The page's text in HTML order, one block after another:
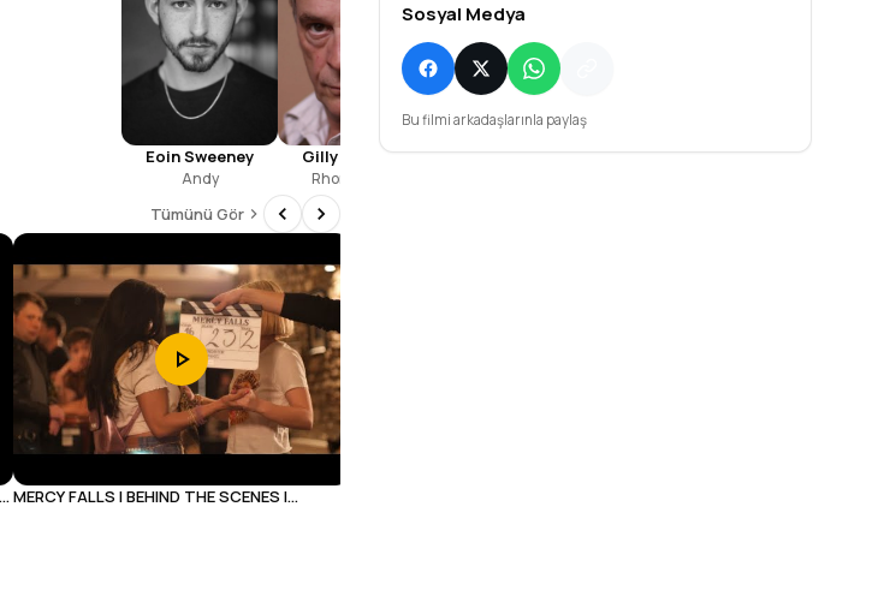
Sosyal Medya
Bu filmi arkadaşlarınla paylaş
Eoin Sweeney
Andy
Gilly Gilchrist
Rhona's Dad
Tümünü Gör
MERCY FALLS | BEHIND THE SCENES |